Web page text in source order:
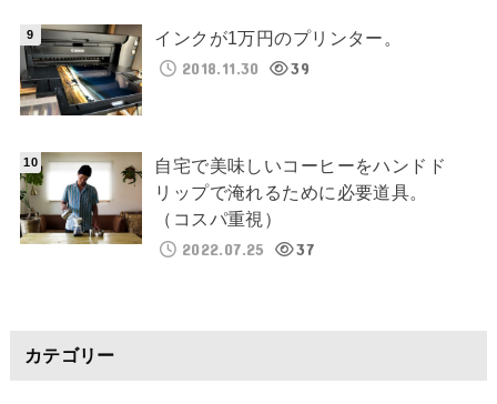
インクが1万円のプリンター。
2018.11.30
39
自宅で美味しいコーヒーをハンドド
リップで淹れるために必要道具。
（コスパ重視）
2022.07.25
37
カテゴリー